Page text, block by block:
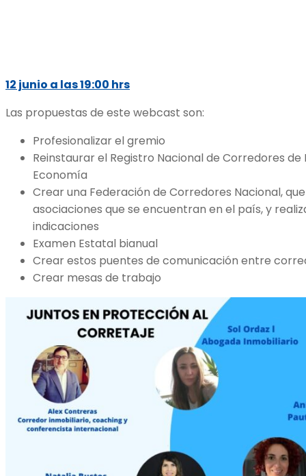
12 junio a las 19:00 hrs
Las propuestas de este webcast son:
Profesionalizar el gremio
Reinstaurar el Registro Nacional de Corredores
Economía
Crear una Federación de Corredores Nacional,
asociaciones que se encuentran en el país, y
indicaciones
Examen Estatal bianual
Crear estos puentes de comunicación entre
Crear mesas de trabajo